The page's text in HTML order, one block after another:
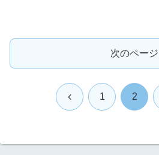
次のページ
前 1 2